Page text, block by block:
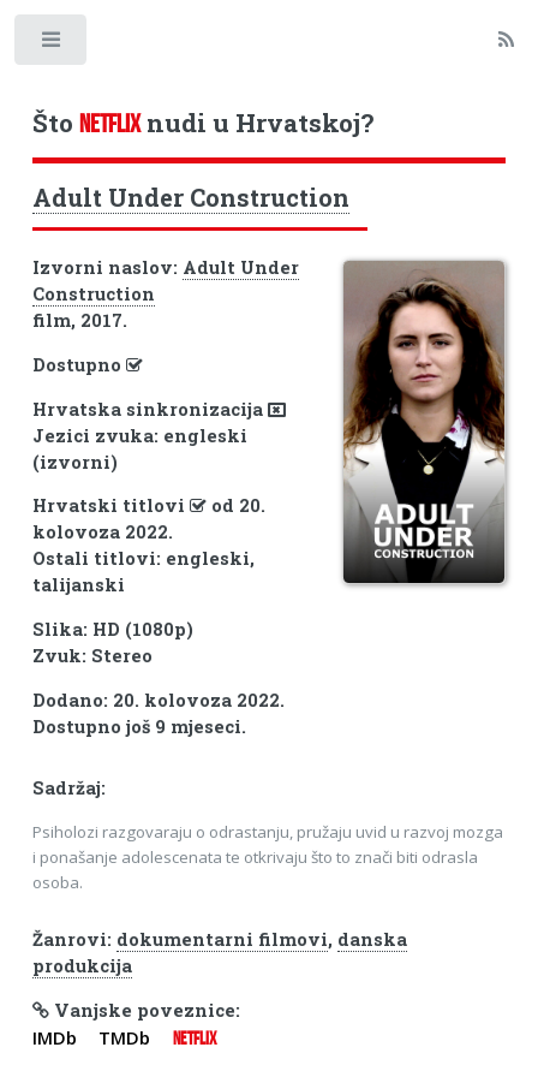
Što NETFLIXnudi u Hrvatskoj?
Adult Under Construction
Izvorni naslov: Adult Under
Construction
film, 2017.
Dostupno
Hrvatska sinkronizacija
Jezici zvuka: engleski
(izvorni)
Hrvatski titlovi
od 20.
kolovoza 2022.
Ostali titlovi: engleski,
talijanski
Slika: HD (1080p)
Zvuk: Stereo
Dodano: 20. kolovoza 2022.
Dostupno još 9 mjeseci.
Sadržaj:
Psiholozi razgovaraju o odrastanju, pružaju uvid u razvoj mozga
i ponašanje adolescenata te otkrivaju što to znači biti odrasla
osoba.
Žanrovi: dokumentarni filmovi, danska
produkcija
Vanjske poveznice:
IMDb TMDb NETFLIX